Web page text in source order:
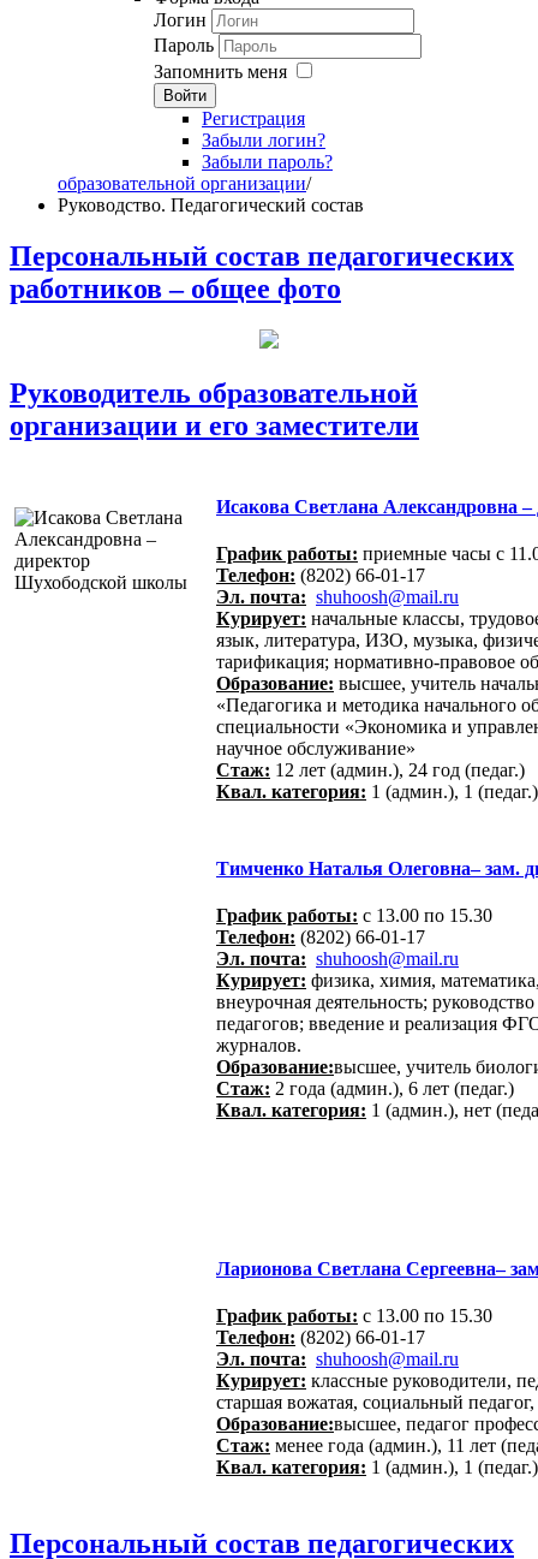
Логин
Пароль
Запомнить меня
Войти
Регистрация
Забыли логин?
Забыли пароль?
образовательной организации/
Руководство. Педагогический состав
Персональный состав педагогических
работников – общее фото
Руководитель образовательной
организации и его заместители
Исакова Светлана Александровна –
График работы: приемные часы с
Телефон: (8202) 66-01-17
Эл. почта: shuhoosh@mail.ru
Курирует: начальные классы,
язык, литература, ИЗО, музыка,
тарификация; нормативно-правовое
Образование: высшее, учитель
«Педагогика и методика начального
специальности «Экономика и
научное обслуживание»
Стаж: 12 лет (админ.), 24 год (педаг.)
Квал. категория: 1 (админ.), 1 (педаг.)
Тимченко Наталья Олеговна– зам.
График работы: с 13.00 по 15.30
Телефон: (8202) 66-01-17
Эл. почта: shuhoosh@mail.ru
Курирует: физика, химия,
внеурочная деятельность;
педагогов; введение и реализация
журналов.
Образование:высшее, учитель
Стаж: 2 года (админ.), 6 лет (педаг.)
Квал. категория: 1 (админ.), нет
Ларионова Светлана Сергеевна–
График работы: с 13.00 по 15.30
Телефон: (8202) 66-01-17
Эл. почта: shuhoosh@mail.ru
Курирует: классные руководители,
старшая вожатая, социальный
Образование:высшее, педагог
Стаж: менее года (админ.), 11 лет
Квал. категория: 1 (админ.), 1 (педаг.)
Персональный состав педагогических